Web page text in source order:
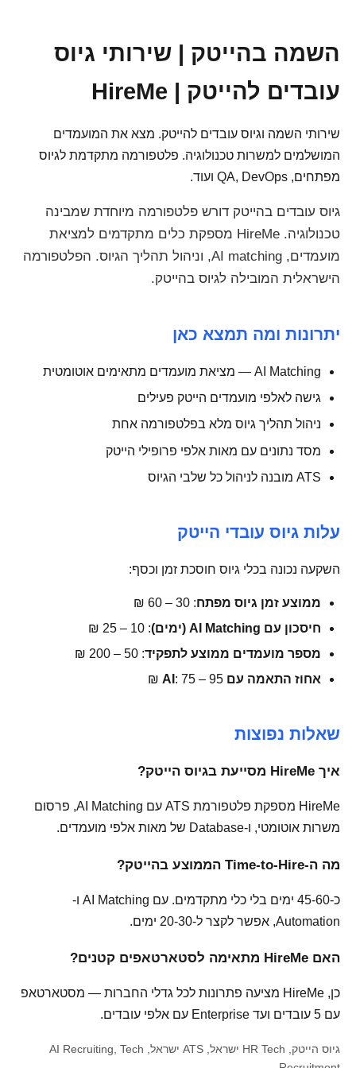
השמה בהייטק | שירותי גיוס
עובדים להייטק | HireMe
שירותי השמה וגיוס עובדים להייטק. מצא את המועמדים
המושלמים למשרות טכנולוגיה. פלטפורמה מתקדמת לגיוס
מפתחים, QA, DevOps ועוד.
גיוס עובדים בהייטק דורש פלטפורמה מיוחדת שמבינה
טכנולוגיה. HireMe מספקת כלים מתקדמים למציאת
מועמדים, AI matching, וניהול תהליך הגיוס. הפלטפורמה
הישראלית המובילה לגיוס בהייטק.
יתרונות ומה תמצא כאן
AI Matching — מציאת מועמדים מתאימים אוטומטית
גישה לאלפי מועמדים הייטק פעילים
ניהול תהליך גיוס מלא בפלטפורמה אחת
מסד נתונים עם מאות אלפי פרופילי הייטק
ATS מובנה לניהול כל שלבי הגיוס
עלות גיוס עובדי הייטק
השקעה נכונה בכלי גיוס חוסכת זמן וכסף:
ממוצע זמן גיוס מפתח: 30 – 60 ₪
חיסכון עם AI Matching (ימים)
: 10 – 25 ₪
מספר מועמדים ממוצע לתפקיד: 50 – 200 ₪
אחוז התאמה עם AI : 75 – 95 ₪
שאלות נפוצות
איך HireMe מסייעת בגיוס הייטק?
HireMe מספקת פלטפורמת ATS עם AI Matching, פרסום
משרות אוטומטי, ו-Database של מאות אלפי מועמדים.
מה ה-Time-to-Hire הממוצע בהייטק?
כ-45-60 ימים בלי כלי מתקדמים. עם AI Matching ו-
Automation, אפשר לקצר ל-20-30 ימים.
האם HireMe מתאימה לסטארטאפים קטנים?
כן, HireMe מציעה פתרונות לכל גדלי החברות — מסטארטאפ
עם 5 עובדים ועד Enterprise עם אלפי עובדים.
גיוס הייטק, HR Tech ישראל, ATS ישראל, AI Recruiting, Tech